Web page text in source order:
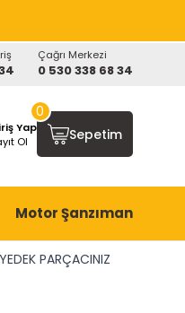
Çağrı Merkezi
0 530 338 68 34
Yap
Ol
Sepetim
0
Motor Şanzıman
PARÇACINIZ